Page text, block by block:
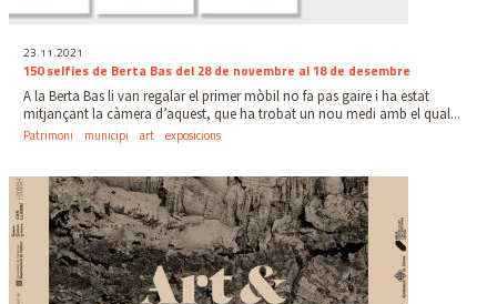
23.11.2021
150 selfies de Berta Bas del 28 de novembre al 18 de desembre
A la Berta Bas li van regalar el primer mòbil no fa pas gaire i ha estat
mitjançant la càmera d’aquest, que ha trobat un nou medi amb el qual...
Patrimoni
municipi art exposicions